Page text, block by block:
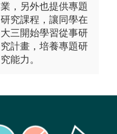
業，另外也提供專題
研究課程，讓同學在
大三開始學習從事研
究計畫，培養專題研
究能力。